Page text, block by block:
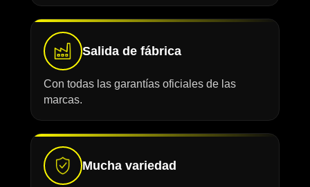
Salida de fábrica
Con todas las garantías oficiales de las
marcas.
Mucha variedad